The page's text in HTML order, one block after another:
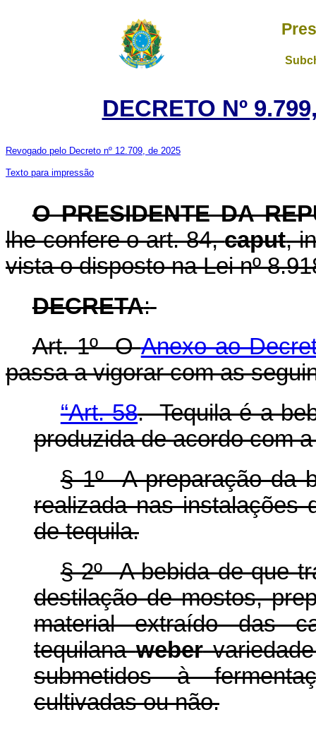
DECRETO Nº
Revogado pelo Decreto nº 12.709, de 2025
Texto para impressão
O PRESIDENTE DA
lhe confere o art. 84,caput,
vista o disposto na Lei nº
DECRETA:
Art. 1º OAnexo ao
passa a vigorar com as
“Art. 58. Tequila é a
produzida de acordo com
§ 1º A preparação da
realizada nas instalações
de tequila.
§ 2º A bebida de que
destilação de mostos,
material extraído das
tequilanaweber
submetidos à
cultivadas ou não.